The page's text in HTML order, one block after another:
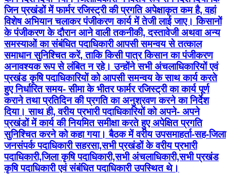
जिन प्रखंडों में फार्मर रजिस्ट्री की प्रगति अपेक्षाकृत कम है, वहां
विशेष अभियान चलाकर पंजीकरण कार्य में तेजी लाई जाए। किसानों
के पंजीकरण के दौरान आने वाली तकनीकी, दस्तावेजी अथवा अन्य
समस्याओं का संबंधित पदाधिकारी आपसी समन्वय से तत्काल
समाधान सुनिश्चित करें, ताकि किसी पात्र किसान का पंजीकरण
अनावश्यक रूप से लंबित न रहे। उन्होंने सभी अंचलाधिकारियों एवं
प्रखंड कृषि पदाधिकारियों को आपसी समन्वय के साथ कार्य करते
हुए निर्धारित समय- सीमा के भीतर फार्मर रजिस्ट्री का कार्य पूर्ण
कराने तथा प्रतिदिन की प्रगति का अनुश्रवण करने का निर्देश
दिया। साथ ही, वरीय प्रभारी पदाधिकारियों को अपने- अपने
प्रखंडों में कार्य की नियमित समीक्षा करते हुए अपेक्षित प्रगति
सुनिश्चित करने को कहा गया। बैठक में वरीय उपसमाहर्ता-सह-जिला
जनसंपर्क पदाधिकारी सहरसा,सभी प्रखंडों के वरीय प्रभारी
पदाधिकारी,जिला कृषि पदाधिकारी,सभी अंचलाधिकारी,सभी प्रखंड
कृषि पदाधिकारी एवं संबंधित पदाधिकारी उपस्थित थे।